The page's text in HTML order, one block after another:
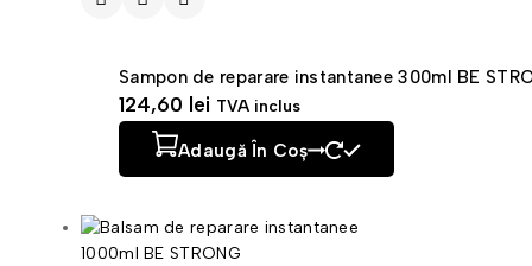
Sampon de reparare instantanee 300ml BE
124,60 lei TVA inclus
Adaugă În Coș